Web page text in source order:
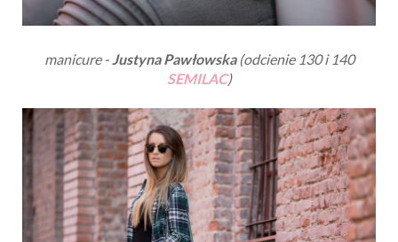
manicure - Justyna Pawłowska(odcienie 130 i 140
SEMILAC)